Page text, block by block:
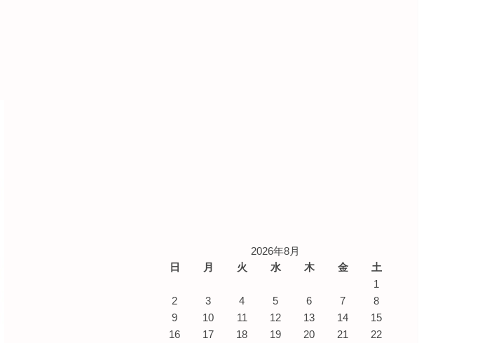
2026年8月
日
月 火 水 木 金
土
1
2
3 4 5 6 7
8
9
10 11 12 13 14
15
16
17 18 19 20 21 22